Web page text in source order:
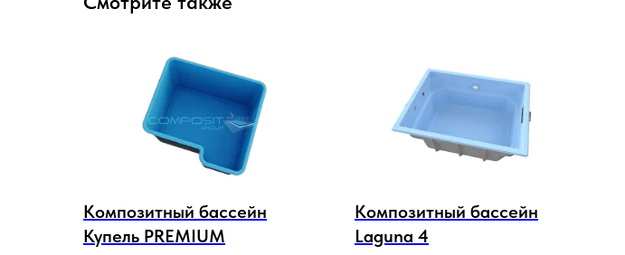
Композитный бассейн
Купель PREMIUM
Композитный бассейн
Laguna 4